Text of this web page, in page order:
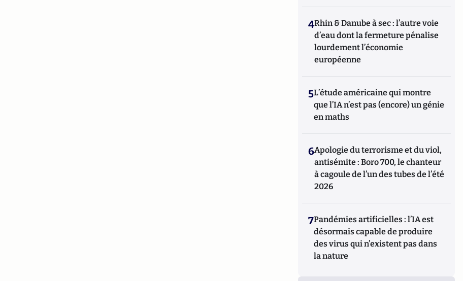
4Rhin & Danube à sec : l’autre voie
d’eau dont la fermeture pénalise
lourdement l’économie
européenne
5L’étude américaine qui montre
que l’IA n’est pas (encore) un génie
en maths
6Apologie du terrorisme et du viol,
antisémite : Boro 700, le chanteur
à cagoule de l’un des tubes de l’été
2026
7Pandémies artificielles : l’IA est
désormais capable de produire
des virus qui n’existent pas dans
la nature